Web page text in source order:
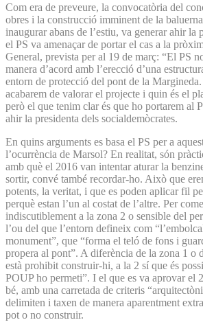
Com era de preveure, la convocatòria del
obres i la construcció imminent de la
inaugurar abans de l’estiu, va generar ahir la
el PS va amenaçar de portar el cas a la
General, prevista per al 19 de març: “El PS
manera d’acord amb l’erecció d’una
entorn de protecció del pont de la
acabarem de valorar el projecte i quin és el
però el que tenim clar és que ho portarem al
ahir la presidenta dels socialdemòcrates.
En quins arguments es basa el PS per a
l’ocurrència de Marsol? En realitat, són
amb què el 2016 van intentar aturar la
sortir, convé també recordar-ho. Això que
potents, la veritat, i que es poden aplicar fil
perquè estan l’un al costat de l’altre. Per
indiscutiblement a la zona 2 o sensible del
l’ou del que l’entorn defineix com
monument”, que “forma el teló de fons i
propera al pont”. A diferència de la zona 1 o
està prohibit construir-hi, a la 2 sí que és
POUP ho permeti”. I el que es va aprovar el
bé, amb una carretada de criteris
delimiten i taxen de manera aparentment
pot o no construir.